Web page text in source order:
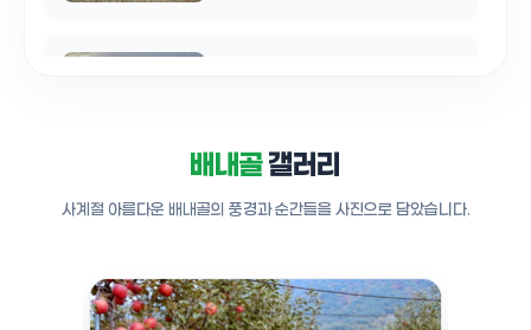
양산 배내골 사과펜션축제현장 주변환경
배내골갤러리
사계절 아름다운 배내골의 풍경과 순간들을 사진으로 담았습니다.